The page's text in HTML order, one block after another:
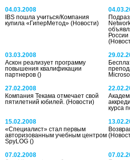
04.03.2008
IBS пошла учиться/Компания
купила «ГиперМетод» (Новости)
03.03.2008
Аскон реализует программу
повышения квалификации
партнеров ()
27.02.2008
Компания Текама отмечает свой
пятилетний юбилей. (Новости)
курса
15.02.2008
«Специалист» стал первым
авторизованным учебным центром
SpyLOG ()
07.02.2008